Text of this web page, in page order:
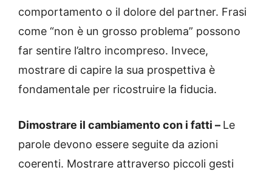
comportamento o il dolore del partner. Frasi
come “non è un grosso problema” possono
far sentire l’altro incompreso. Invece,
mostrare di capire la sua prospettiva è
fondamentale per ricostruire la fiducia.
Dimostrare il cambiamento con i fatti – Le
parole devono essere seguite da azioni
coerenti. Mostrare attraverso piccoli gesti